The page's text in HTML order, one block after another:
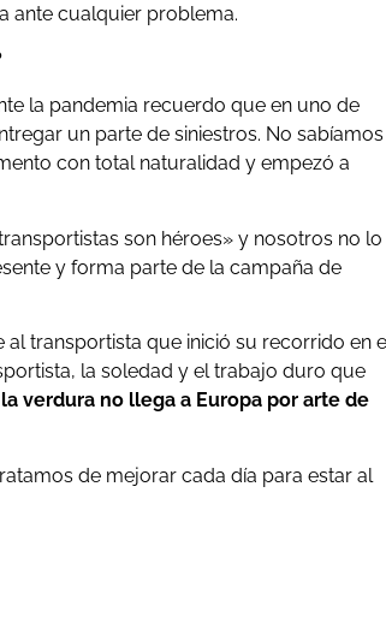
ante cualquier problema.
la pandemia recuerdo que en uno de
un parte de siniestros. No sabíamos
con total naturalidad y empezó a
son héroes» y nosotros no lo
y forma parte de la campaña de
transportista que inició su recorrido en
la soledad y el trabajo duro que
verdura no llega a Europa por arte de
de mejorar cada día para estar al